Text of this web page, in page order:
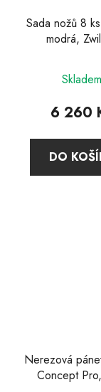
Sada nožů 8
modrá,
Skladem
6 260
DO
Nerezová
Concept